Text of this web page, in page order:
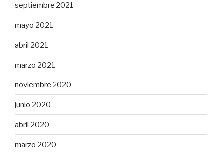
septiembre 2021
mayo 2021
abril 2021
marzo 2021
noviembre 2020
junio 2020
abril 2020
marzo 2020